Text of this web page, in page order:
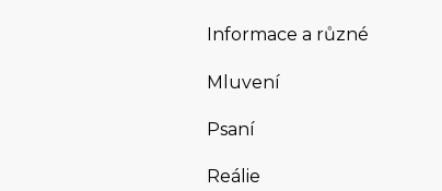
Informace a různé
Mluvení
Psaní
Reálie